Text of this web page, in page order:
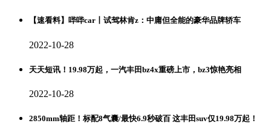
【速看料】哔哔car丨试驾林肯z：中庸但全能的豪华品牌轿车
2022-10-28
天天短讯！19.98万起，一汽丰田bz4x重磅上市，bz3惊艳亮相
2022-10-28
2850mm轴距！标配8气囊/最快6.9秒破百 这丰田suv仅19.98万起！